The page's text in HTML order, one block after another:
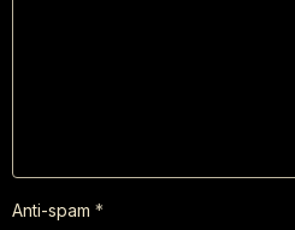
Anti-spam